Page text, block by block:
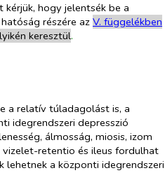
kérjük, hogy jelentsék be a
részére az V. függelékben
keresztül.
a relatív túladagolást is, a
idegrendszeri depresszió
álmosság, miosis, izom
vizelet-retentio és ileus fordulhat
lehetnek a központi idegrendszeri